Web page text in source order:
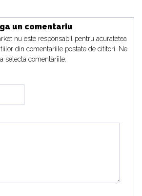
un comentariu
nu este responsabil pentru acuratetea
din comentariile postate de cititori. Ne
selecta comentariile.